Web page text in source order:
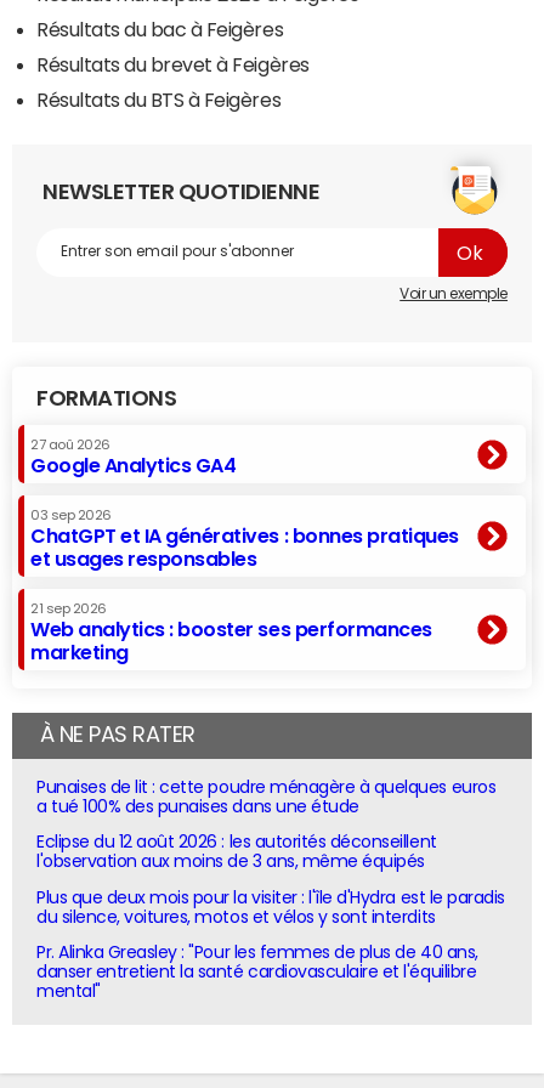
Résultats du bac à Feigères
Résultats du brevet à Feigères
Résultats du BTS à Feigères
NEWSLETTER QUOTIDIENNE
Voir un exemple
FORMATIONS
27 aoû 2026
Google Analytics GA4
03 sep 2026
ChatGPT et IA génératives : bonnes pratiques
et usages responsables
21 sep 2026
Web analytics : booster ses performances
marketing
À NE PAS RATER
Punaises de lit : cette poudre ménagère à quelques euros
a tué 100% des punaises dans une étude
Eclipse du 12 août 2026 : les autorités déconseillent
l'observation aux moins de 3 ans, même équipés
Plus que deux mois pour la visiter : l'île d'Hydra est le paradis
du silence, voitures, motos et vélos y sont interdits
Pr. Alinka Greasley : "Pour les femmes de plus de 40 ans,
danser entretient la santé cardiovasculaire et l'équilibre
mental"